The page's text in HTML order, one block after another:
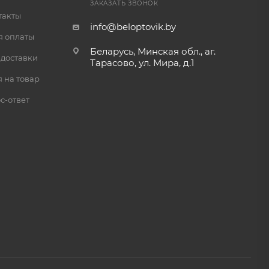
оплаты
на товар
ответ
ЗАКАЗАТЬ ЗВОНОК
info@beloptovik.by
Беларусь, Минская обл., аг.
Тарасово, ул. Мира, д.1